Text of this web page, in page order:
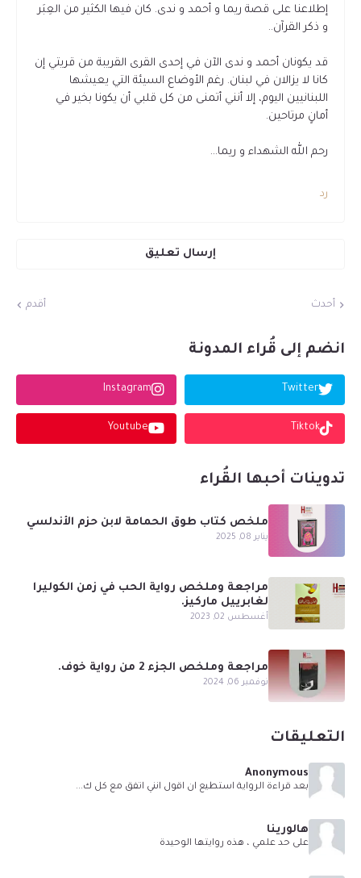
إطلاعنا على قصة ريما و أحمد و ندى. كان فيها الكثير من العِبَر
و ذكر القرآن..
قد يكونان أحمد و ندى الآن في إحدى القرى القريبة من قريتي إن
كانا لا يزالان في لبنان. رغم الأوضاع السيئة التي يعيشها
اللبنانيين اليوم، إلا أنني أتمنى من كل قلبي أن يكونا بخير في
أمانٍ مرتاحين.
رحم الله الشهداء و ريما...
رد
إرسال تعليق
أحدث أقدم
انضم إلى قُراء المدونة
Twitter
Instagram
Tiktok
Youtube
تدوينات أحبها القُراء
ملخص كتاب طوق الحمامة لابن حزم الأندلسي
يناير 08, 2025
مراجعة وملخص رواية الحب في زمن الكوليرا
لغابرييل ماركيز.
أغسطس 02, 2023
مراجعة وملخص الجزء 2 من رواية خوف.
نوفمبر 06, 2024
التعليقات
Anonymous
بعد قراءة الرواية استطيع ان اقول انني اتفق مع كل ك...
هالورينا
على حد علمي ، هذه روايتها الوحيدة